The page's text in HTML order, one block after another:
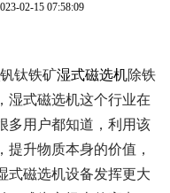
02-15 07:58:09
钛铁矿湿式磁选机除铁
湿式磁选机这个行业在
多用户都知道，利用该
升物质本身的价值，
式磁选机设备发挥更大